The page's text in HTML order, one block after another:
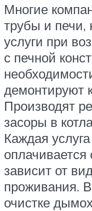
Многие
трубы и печи,
услуги при
с печной
демонтируют
Производят
засоры в
Каждая
зависит от
проживания.
очистке